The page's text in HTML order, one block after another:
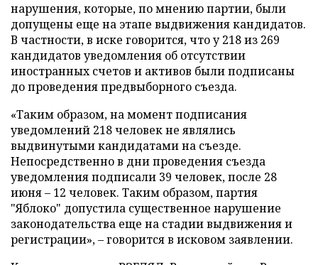
нарушения, которые, по мнению партии, были
допущены еще на этапе выдвижения кандидатов.
В частности, в иске говорится, что у 218 из 269
кандидатов уведомления об отсутствии
иностранных счетов и активов были подписаны
до проведения предвыборного съезда.
«Таким образом, на момент подписания
уведомлений 218 человек не являлись
выдвинутыми кандидатами на съезде.
Непосредственно в дни проведения съезда
уведомления подписали 39 человек, после 28
июня – 12 человек. Таким образом, партия
"Яблоко" допустила существенное нарушение
законодательства еще на стадии выдвижения и
регистрации», – говорится в исковом заявлении.